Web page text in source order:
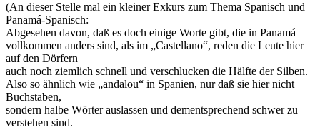
(An dieser Stelle mal ein kleiner Exkurs zum Thema Spanisch und
Panamá-Spanisch:
Abgesehen davon, daß es doch einige Worte gibt, die in Panamá
vollkommen anders sind, als im „Castellano“, reden die Leute hier
auf den Dörfern
auch noch ziemlich schnell und verschlucken die Hälfte der Silben.
Also so ähnlich wie „andalou“ in Spanien, nur daß sie hier nicht
Buchstaben,
sondern halbe Wörter auslassen und dementsprechend schwer zu
verstehen sind.